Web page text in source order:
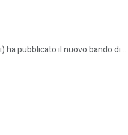
pubblicato il nuovo bando di ...